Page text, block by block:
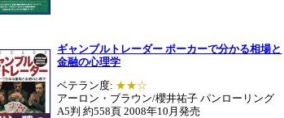
ギャンブルトレーダー ポーカーで分かる相場と
金融の心理学
ベテラン度: ★★☆
アーロン・ブラウン/櫻井祐子 パンローリング
A5判 約558頁 2008年10月発売